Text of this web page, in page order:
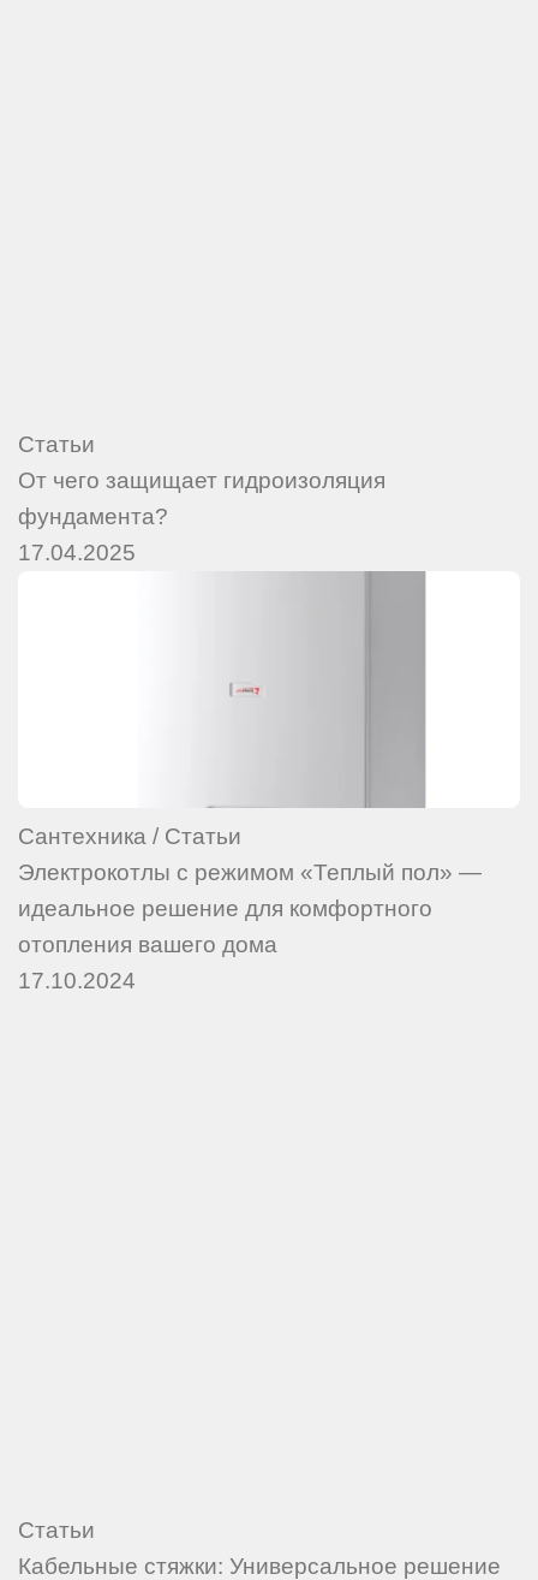
Статьи
От чего защищает гидроизоляция
фундамента?
17.04.2025
Сантехника / Статьи
Электрокотлы с режимом «Теплый пол» —
идеальное решение для комфортного
отопления вашего дома
17.10.2024
Статьи
Кабельные стяжки: Универсальное решение